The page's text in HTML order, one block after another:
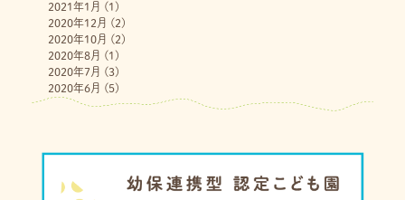
2021年1月 (1)
2020年12月 (2)
2020年10月 (2)
2020年8月 (1)
2020年7月 (3)
2020年6月 (5)